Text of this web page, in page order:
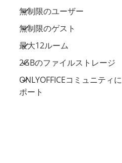
無制限のユーザー
無制限のゲスト
最大12ルーム
2GBのファイルストレージ
ONLYOFFICEコミュニティ
ポート